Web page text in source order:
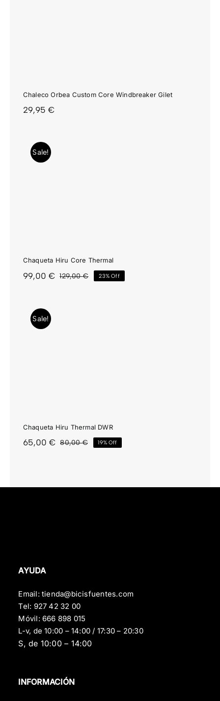
Chaleco Orbea Custom Core Windbreaker Gilet
29,95€
Sale!
Chaqueta Hiru Core Thermal
129,00€El
99,00€
El
23% Off
Sale!
Chaqueta Hiru Thermal DWR
80,00€El
80,00 €.
65,00€
El
65,00 €.
19% Off
AYUDA
Email:tienda@bicisfuentes.com
Tel: 927 42 32 00
Móvil: 666 898 015
L-v, de 10:00 – 14:00 / 17:30 – 20:30
S, de 10:00 – 14:00
INFORMACIÓN